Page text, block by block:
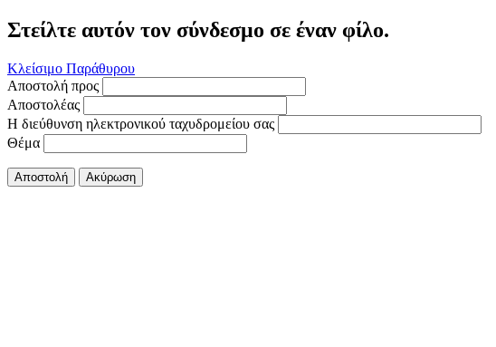
Στείλτε αυτόν τον σύνδεσμο σε έναν φίλο.
Κλείσιμο Παράθυρου
Αποστολή προς
Αποστολέας
Η διεύθυνση ηλεκτρονικού ταχυδρομείου σας
Θέμα
Αποστολή Ακύρωση